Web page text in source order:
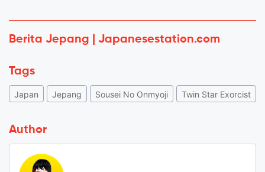
Berita Jepang | Japanesestation.com
Tags
Japan Jepang Sousei No Onmyoji Twin Star Exorcist
Author